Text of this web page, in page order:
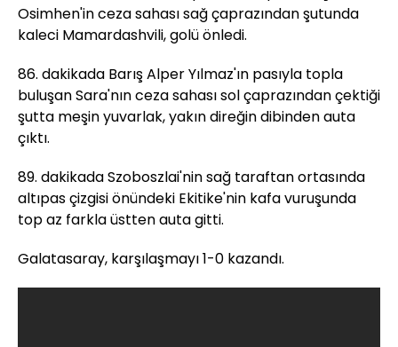
Osimhen'in ceza sahası sağ çaprazından şutunda
kaleci Mamardashvili, golü önledi.
86. dakikada Barış Alper Yılmaz'ın pasıyla topla
buluşan Sara'nın ceza sahası sol çaprazından çektiği
şutta meşin yuvarlak, yakın direğin dibinden auta
çıktı.
89. dakikada Szoboszlai'nin sağ taraftan ortasında
altıpas çizgisi önündeki Ekitike'nin kafa vuruşunda
top az farkla üstten auta gitti.
Galatasaray, karşılaşmayı 1-0 kazandı.